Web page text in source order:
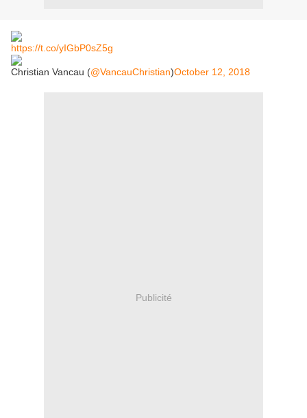
https://t.co/yIGbP0sZ5g
Christian Vancau (@VancauChristian)October 12, 2018
Publicité